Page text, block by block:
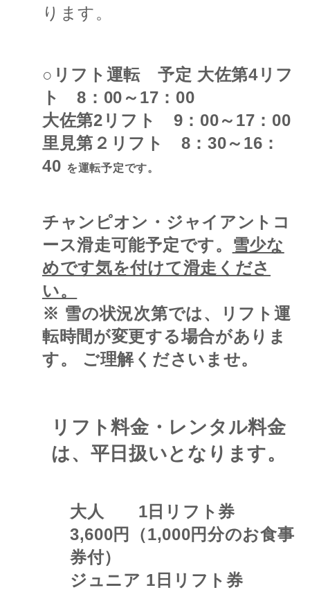
ります。
○リフト運転 予定 大佐第4リフ
ト 8：00～17：00
大佐第2リフト 9：00～17：00
里見第２リフト 8：30～16：
40 を運転予定です。
チャンピオン・ジャイアントコ
ース滑走可能予定です。 雪少な
めです気を付けて滑走くださ
い。
※ 雪の状況次第では、リフト運
転時間が変更する場合がありま
す。 ご理解くださいませ。
リフト料金・レンタル料金
は、平日扱いとなります。
大人 1日リフト券
3,600円（1,000円分のお食事
券付）
ジュニア 1日リフト券